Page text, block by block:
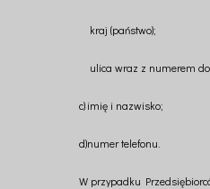
kraj (państwo);
ulica wraz z numerem
c)imię i nazwisko;
d)numer telefonu.
W przypadku